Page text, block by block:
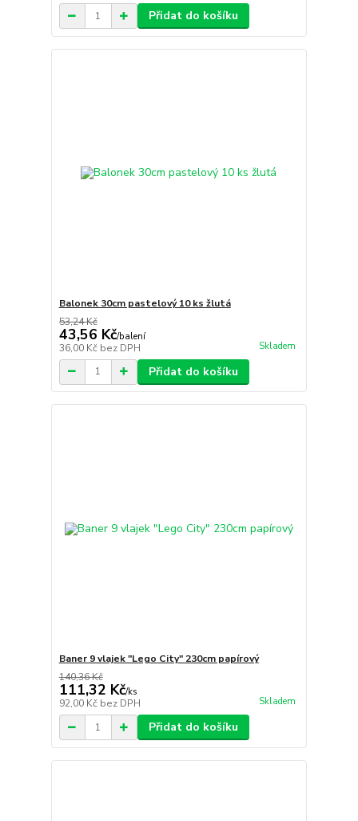
Přidat do košíku
Balonek 30cm pastelový 10 ks žlutá
53,24 Kč
43,56 Kč/balení
36,00 Kč bez DPH Skladem
Přidat do košíku
Baner 9 vlajek "Lego City" 230cm papírový
140,36 Kč
111,32 Kč/ks
92,00 Kč bez DPH Skladem
Přidat do košíku